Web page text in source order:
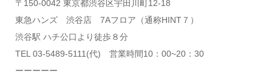
〒150-0042 東京都渋谷区宇田川町12-18
東急ハンズ 渋谷店 7Aフロア（通称HINT７）
渋谷駅 ハチ公口より徒歩８分
TEL 03-5489-5111(代) 営業時間10：00~20：30
ーーーーー